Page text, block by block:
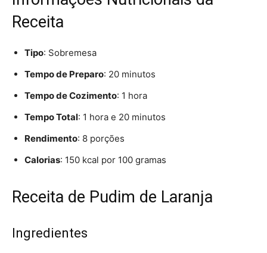
Receita
Tipo: Sobremesa
Tempo de Preparo: 20 minutos
Tempo de Cozimento: 1 hora
Tempo Total: 1 hora e 20 minutos
Rendimento: 8 porções
Calorias: 150 kcal por 100 gramas
Receita de Pudim de Laranja
Ingredientes